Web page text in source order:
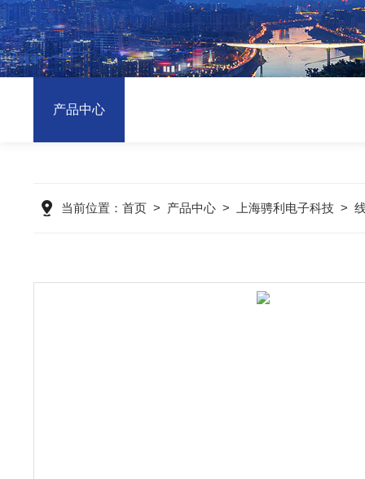
产品中心
当前位置： 首页> 产品中心> 上海骋利电子科技 >